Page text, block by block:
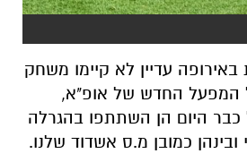
באירופה עדיין לא קיימו משחק
המפעל החדש של אופ"א,
כבר היום הן השתתפו בהגרלה
כמובן מ.ס אשדוד שלנו.